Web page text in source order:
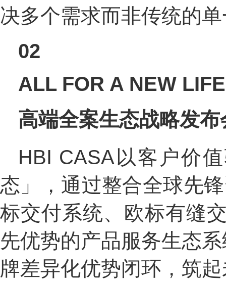
决多个需求而非传统的
02
ALL FOR A NEW LIFE
高端全案生态战略发布
HBI CASA以客户价
态」，通过整合全球先
标交付系统、欧标有缝
先优势的产品服务生态
牌差异化优势闭环，筑